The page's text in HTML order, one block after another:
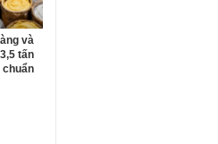
và
tấn
chuẩn